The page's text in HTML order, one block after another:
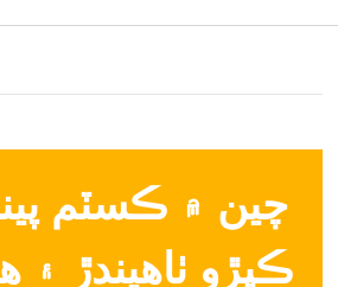
چين ۾ ڪسٽم
ڪپڙو ٺاهيندڙ